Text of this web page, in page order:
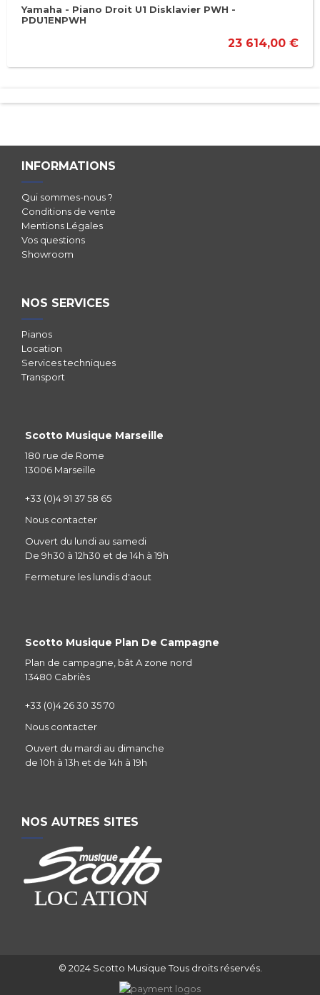
Yamaha - Piano Droit U1 Disklavier PWH -
PDU1ENPWH
23 614,00 €
INFORMATIONS
Qui sommes-nous ?
Conditions de vente
Mentions Légales
Vos questions
Showroom
NOS SERVICES
Pianos
Location
Services techniques
Transport
Scotto Musique Marseille
180 rue de Rome
13006 Marseille
+33 (0)4 91 37 58 65
Nous contacter
Ouvert du lundi au samedi
De 9h30 à 12h30 et de 14h à 19h
Fermeture les lundis d'aout
Scotto Musique Plan De Campagne
Plan de campagne, bât A zone nord
13480 Cabriès
+33 (0)4 26 30 35 70
Nous contacter
Ouvert du mardi au dimanche
de 10h à 13h et de 14h à 19h
NOS AUTRES SITES
© 2024 Scotto Musique Tous droits réservés.